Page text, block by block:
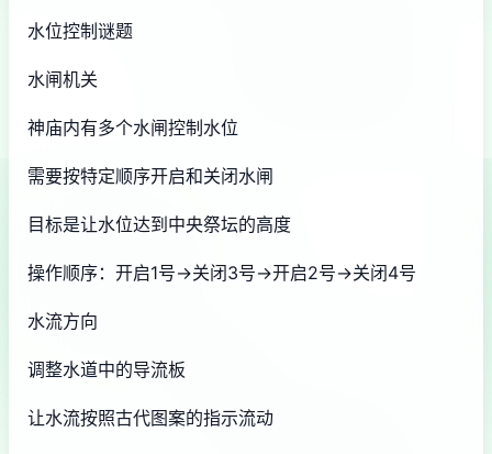
水位控制谜题
水闸机关
神庙内有多个水闸控制水位
需要按特定顺序开启和关闭水闸
目标是让水位达到中央祭坛的高度
操作顺序：开启1号→关闭3号→开启2号→关闭4号
水流方向
调整水道中的导流板
让水流按照古代图案的指示流动